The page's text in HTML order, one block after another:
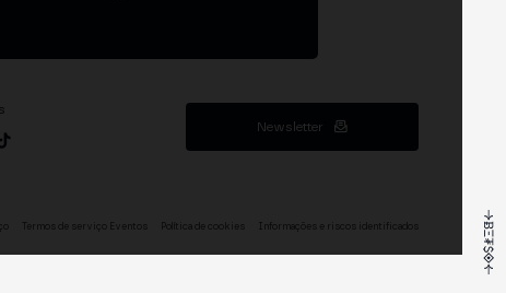
Newsletter
Termos de serviço Eventos Política de cookies Informações e riscos identificados